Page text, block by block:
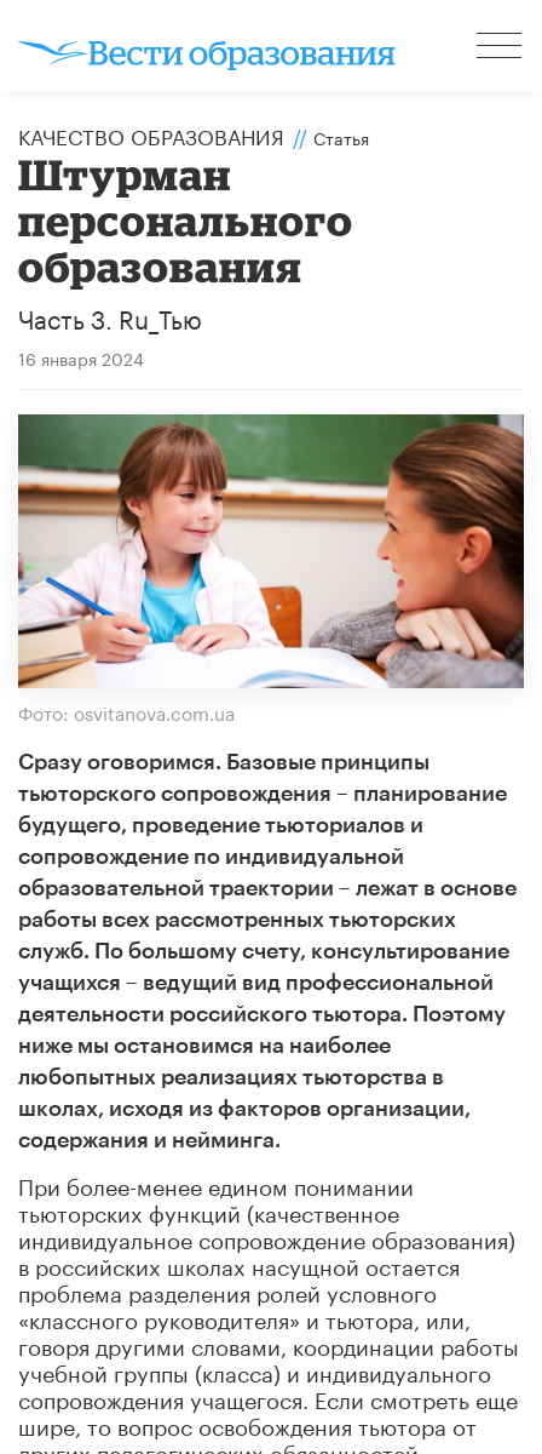
КАЧЕСТВО ОБРАЗОВАНИЯ // Статья
Штурман
персонального
образования
Часть 3. Ru_Тью
16 января 2024
Фото: osvitanova.com.ua
Сразу оговоримся. Базовые принципы
тьюторского сопровождения – планирование
будущего, проведение тьюториалов и
сопровождение по индивидуальной
образовательной траектории – лежат в основе
работы всех рассмотренных тьюторских
служб. По большому счету, консультирование
учащихся – ведущий вид профессиональной
деятельности российского тьютора. Поэтому
ниже мы остановимся на наиболее
любопытных реализациях тьюторства в
школах, исходя из факторов организации,
содержания и нейминга.
При более-менее едином понимании
тьюторских функций (качественное
индивидуальное сопровождение образования)
в российских школах насущной остается
проблема разделения ролей условного
«классного руководителя» и тьютора, или,
говоря другими словами, координации работы
учебной группы (класса) и индивидуального
сопровождения учащегося. Если смотреть еще
шире, то вопрос освобождения тьютора от